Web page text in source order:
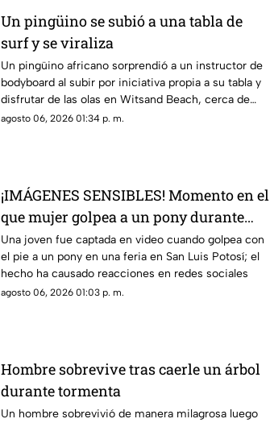
Un pingüino se subió a una tabla de
surf y se viraliza
Un pingüino africano sorprendió a un instructor de
bodyboard al subir por iniciativa propia a su tabla y
disfrutar de las olas en Witsand Beach, cerca de
Ciudad del Cabo, Sudáfrica
agosto 06, 2026 01:34 p. m.
¡IMÁGENES SENSIBLES! Momento en el
que mujer golpea a un pony durante
una feria
Una joven fue captada en video cuando golpea con
el pie a un pony en una feria en San Luis Potosí; el
hecho ha causado reacciones en redes sociales
agosto 06, 2026 01:03 p. m.
Hombre sobrevive tras caerle un árbol
durante tormenta
Un hombre sobrevivió de manera milagrosa luego